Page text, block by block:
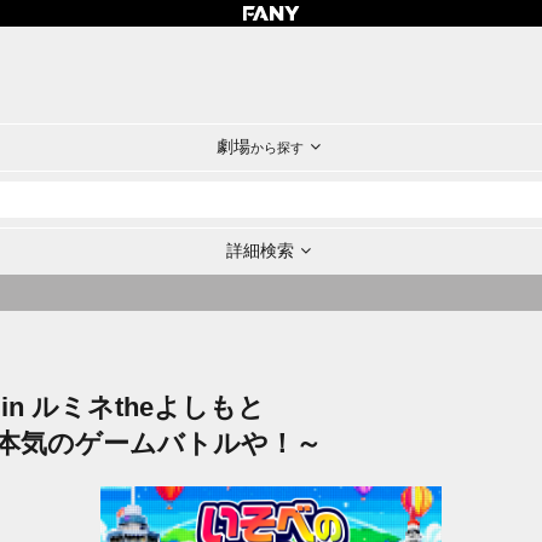
劇場から探す
詳細検索
ルミネtheよしもと
気のゲームバトルや！～